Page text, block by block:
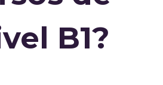
B1?